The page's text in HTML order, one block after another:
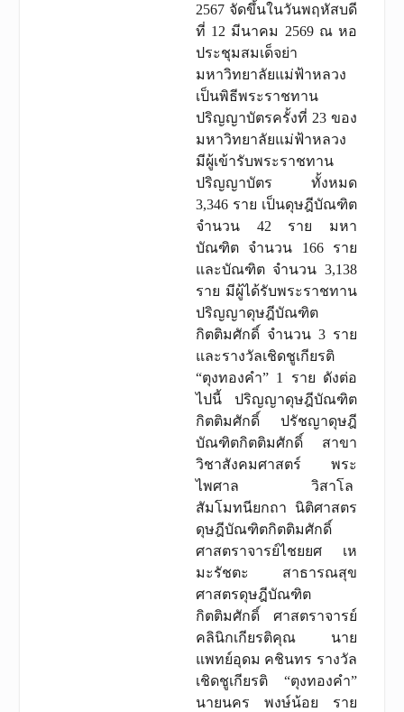
2567 จัดขึ้นในวันพฤหัสบดี
ที่ 12 มีนาคม 2569 ณ หอ
ประชุมสมเด็จย่า
มหาวิทยาลัยแม่ฟ้าหลวง
เป็นพิธีพระราชทาน
ปริญญาบัตรครั้งที่ 23 ของ
มหาวิทยาลัยแม่ฟ้าหลวง
มีผู้เข้ารับพระราชทาน
ปริญญาบัตร ทั้งหมด
3,346 ราย เป็นดุษฎีบัณฑิต
จำนวน 42 ราย มหา
บัณฑิต จำนวน 166 ราย
และบัณฑิต จำนวน 3,138
ราย มีผู้ได้รับพระราชทาน
ปริญญาดุษฎีบัณฑิต
กิตติมศักดิ์ จำนวน 3 ราย
และรางวัลเชิดชูเกียรติ
“ตุงทองคำ” 1 ราย ดังต่อ
ไปนี้ ปริญญาดุษฎีบัณฑิต
กิตติมศักดิ์ ปรัชญาดุษฎี
บัณฑิตกิตติมศักดิ์ สาขา
วิชาสังคมศาสตร์ พระ
ไพศาล วิสาโล
สัมโมทนียกถา นิติศาสตร
ดุษฎีบัณฑิตกิตติมศักดิ์
ศาสตราจารย์ไชยยศ เห
มะรัชตะ สาธารณสุข
ศาสตรดุษฎีบัณฑิต
กิตติมศักดิ์ ศาสตราจารย์
คลินิกเกียรติคุณ นาย
แพทย์อุดม คชินทร รางวัล
เชิดชูเกียรติ “ตุงทองคำ”
นายนคร พงษ์น้อย ราย